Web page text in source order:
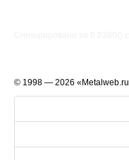
© 1998 — 2026